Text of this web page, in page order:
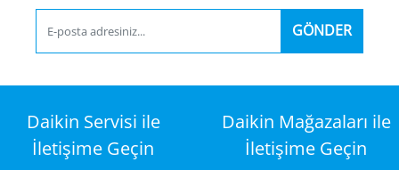
GÖNDER
Daikin Servisi ile
İletişime Geçin
Daikin Mağazaları ile
İletişime Geçin